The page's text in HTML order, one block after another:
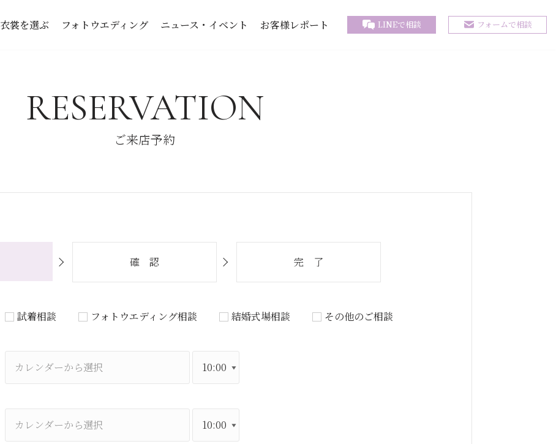
衣裳を選ぶ フォトウエディング ニュース・イベント お客様レポート LINEで相談 フォームで相談
RESERVATION
ご来店予約
確 認 完 了
試着相談 フォトウエディング相談 結婚式場相談 その他のご相談